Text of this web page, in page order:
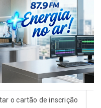
inscrição Estado de